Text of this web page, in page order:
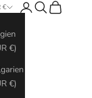
€
€)
€)
Anmelden
SuchenWarenkorb